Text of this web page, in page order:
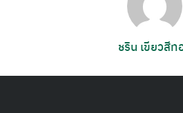
ชริน เขียวสีท